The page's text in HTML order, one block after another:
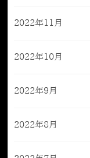
2022年11月
2022年10月
2022年9月
2022年8月